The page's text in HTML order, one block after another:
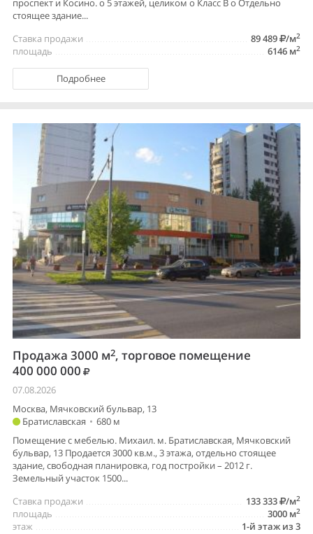
проспект и Косино. o 5 этажей, целиком o Класс В o Отдельно
стоящее здание...
89 489
/м2
Ставка продажи
6146 м2
площадь
Подробнее
Продажа 3000 м2, торговое помещение
400 000 000
07.08.2026
Москва, Мячковский бульвар, 13
Братиславская • 680 м
Помещение с мебелью. Михаил. м. Братиславская, Мячковский
бульвар, 13 Продается 3000 кв.м., 3 этажа, отдельно стоящее
здание, свободная планировка, год постройки – 2012 г.
Земельный участок 1500...
133 333
/м2
Ставка продажи
3000 м2
площадь
1-й этаж из 3
этаж